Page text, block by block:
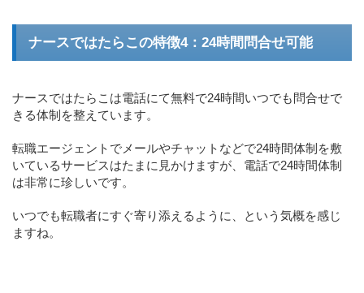
ナースではたらこの特徴4：24時間問合せ可能
ナースではたらこは電話にて無料で24時間いつでも問合せで
きる体制を整えています。
転職エージェントでメールやチャットなどで24時間体制を敷
いているサービスはたまに見かけますが、電話で24時間体制
は非常に珍しいです。
いつでも転職者にすぐ寄り添えるように、という気概を感じ
ますね。